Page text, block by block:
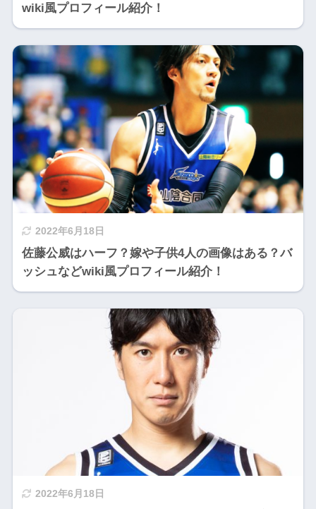
wiki風プロフィール紹介！
2022年6月18日
佐藤公威はハーフ？嫁や子供4人の画像はある？バ
ッシュなどwiki風プロフィール紹介！
2022年6月18日